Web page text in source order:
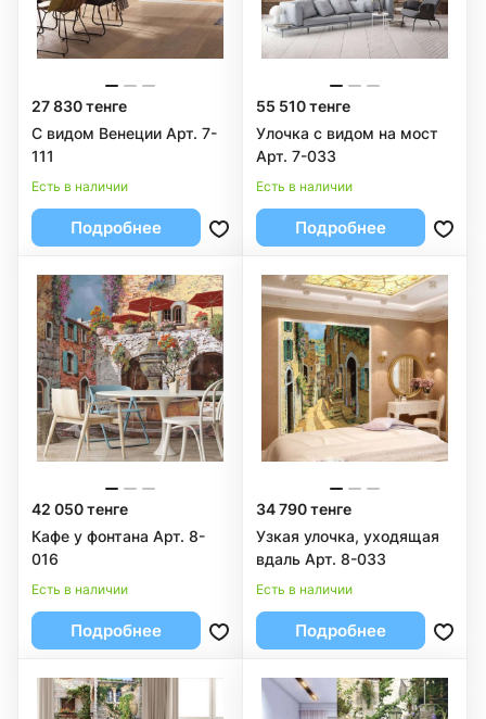
27 830 тенге
С видом Венеции Арт. 7-
111
Есть в наличии
Подробнее
55 510 тенге
Улочка с видом на мост
Арт. 7-033
Есть в наличии
Подробнее
42 050 тенге
Кафе у фонтана Арт. 8-
016
Есть в наличии
Подробнее
34 790 тенге
Узкая улочка, уходящая
вдаль Арт. 8-033
Есть в наличии
Подробнее